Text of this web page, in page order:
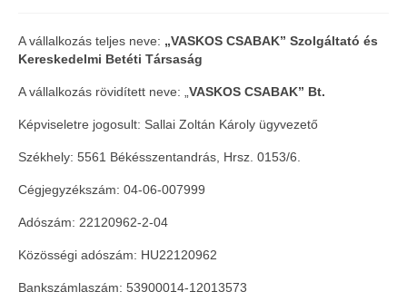
A vállalkozás teljes neve: „VASKOS CSABAK” Szolgáltató és
Kereskedelmi Betéti Társaság
A vállalkozás rövidített neve: „ VASKOS CSABAK” Bt.
Képviseletre jogosult: Sallai Zoltán Károly ügyvezető
Székhely: 5561 Békésszentandrás, Hrsz. 0153/6.
Cégjegyzékszám: 04-06-007999
Adószám: 22120962-2-04
Közösségi adószám: HU22120962
Bankszámlaszám: 53900014-12013573